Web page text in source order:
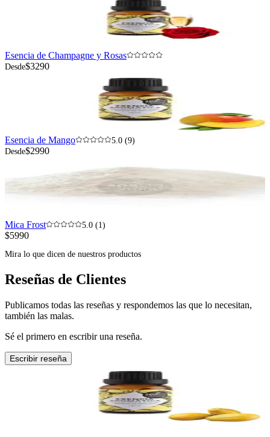
Esencia de Champagne y Rosas
Desde$3290
Esencia de Mango
5.0 (9)
Desde$2990
Mica Frost 5.0 (1)
$5990
Mira lo que dicen de nuestros productos
Reseñas de Clientes
Publicamos todas las reseñas y respondemos las que lo necesitan,
también las malas.
Sé el primero en escribir una reseña.
Escribir reseña